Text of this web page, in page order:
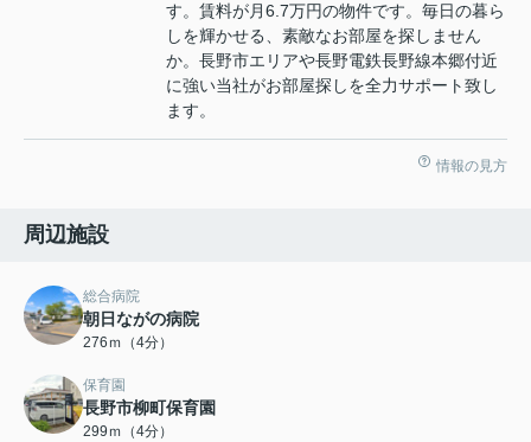
す。賃料が月6.7万円の物件です。毎日の暮ら
しを輝かせる、素敵なお部屋を探しません
か。長野市エリアや長野電鉄長野線本郷付近
に強い当社がお部屋探しを全力サポート致し
ます。
情報の見方
周辺施設
総合病院
朝日ながの病院
276ｍ（4分）
保育園
長野市柳町保育園
299ｍ（4分）